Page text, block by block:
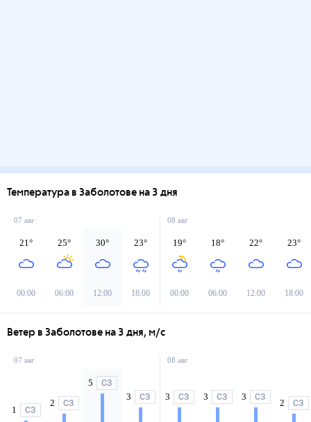
Температура в Заболотове на 3 дня
07 авг
21°
00:00
25°
06:00
30°
12:00
23°
18:00
08 авг
19°
00:00
18°
06:00
22°
12:00
23°
18:00
Ветер в Заболотове на 3 дня, м/с
07 авг
1 СЗ
2 СЗ
5 СЗ
3 СЗ
08 авг
3 СЗ 3 СЗ 3 СЗ
2 СЗ